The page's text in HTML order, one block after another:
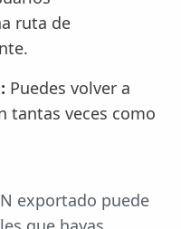
ruta de
Puedes volver a
tantas veces como
exportado puede